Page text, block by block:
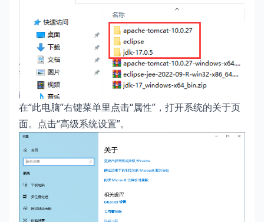
在“此电脑”右键菜单里点击“属性”，打开系统的关于页
面。点击“高级系统设置”。